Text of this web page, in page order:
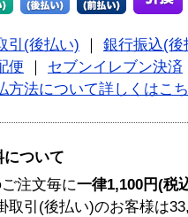
引(後払い)
銀行振込(後
便
セブンイレブン決済
方法について詳しくはこ
について
注文毎に一律1,100円(税
取引(後払い)のお客様は